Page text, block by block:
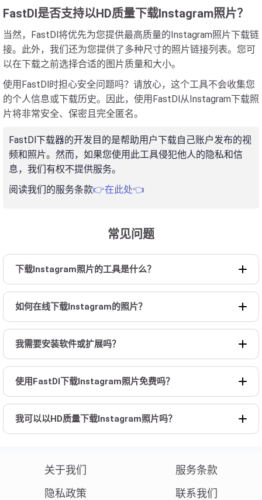
FastDl是否支持以HD质量下载Instagram照片？
当然，FastDl将优先为您提供最高质量的Instagram照片下载链
接。此外，我们还为您提供了多种尺寸的照片链接列表。您可
以在下载之前选择合适的图片质量和大小。
使用FastDl时担心安全问题吗？请放心，这个工具不会收集您
的个人信息或下载历史。因此，使用FastDl从Instagram下载照
片将非常安全、保密且完全匿名。
FastDl下载器的开发目的是帮助用户下载自己账户发布的视
频和照片。然而，如果您使用此工具侵犯他人的隐私和信
息，我们有权不提供服务。
阅读我们的服务条款👉在此处👈
常见问题
下载Instagram照片的工具是什么？
如何在线下载Instagram的照片？
我需要安装软件或扩展吗？
使用FastDl下载Instagram照片免费吗？
我可以以HD质量下载Instagram照片吗？
关于我们
服务条款
隐私政策
联系我们